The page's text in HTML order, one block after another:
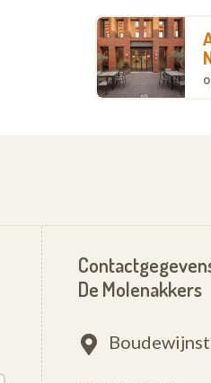
De Molenakkers